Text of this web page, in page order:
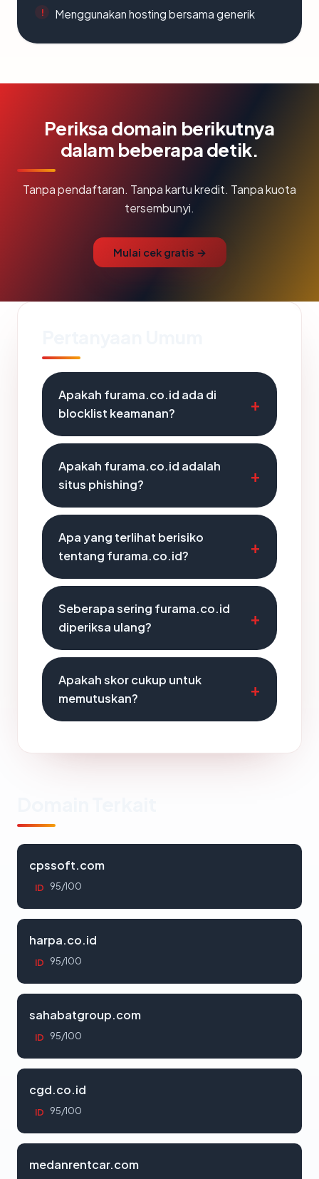
Menggunakan hosting bersama generik
Periksa domain berikutnya
dalam beberapa detik.
Tanpa pendaftaran. Tanpa kartu kredit. Tanpa kuota
tersembunyi.
Mulai cek gratis →
Apakah furama.co.id ada di
blocklist keamanan?
Apakah furama.co.id adalah
situs phishing?
Apa yang terlihat berisiko
tentang furama.co.id?
Seberapa sering furama.co.id
diperiksa ulang?
Apakah skor cukup untuk
memutuskan?
cpssoft.com
ID 95/100
harpa.co.id
ID 95/100
sahabatgroup.com
ID 95/100
cgd.co.id
ID 95/100
medanrentcar.com